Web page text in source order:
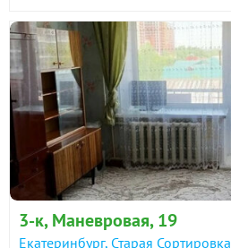
3-к, Маневровая, 19
Екатеринбург, Старая Сортировка